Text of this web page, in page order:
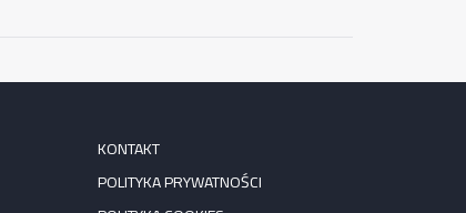
KONTAKT
POLITYKA PRYWATNOŚCI